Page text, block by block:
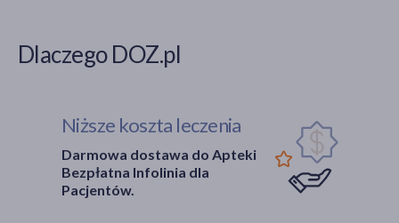
Dlaczego DOZ.pl
Niższe koszta leczenia
Darmowa dostawa do Apteki
Bezpłatna Infolinia dla
Pacjentów.